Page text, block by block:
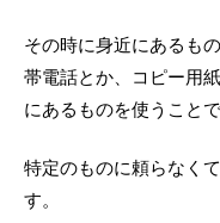
その時に身近にあるも
帯電話とか、コピー用
にあるものを使うことで
特定のものに頼らなく
す。